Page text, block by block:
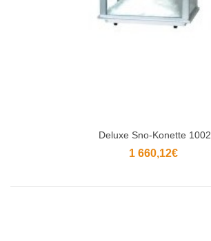
Deluxe Sno-Konette 1002
1 660,12€